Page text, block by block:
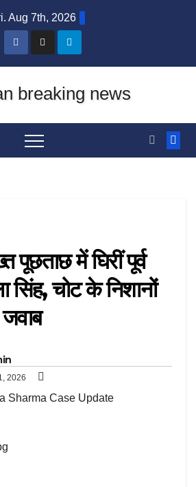
Aug 7th, 2026
में घिरीं पूर्व
सिंह, चोट के निशानों
जवाब
2026
Sharma Case Update